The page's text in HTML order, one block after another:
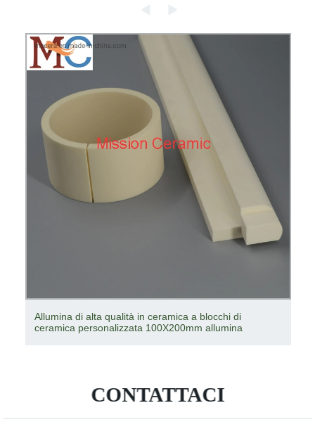
Allumina di alta qualità in ceramica a blocchi di
ceramica personalizzata 100X200mm allumina
CONTATTACI